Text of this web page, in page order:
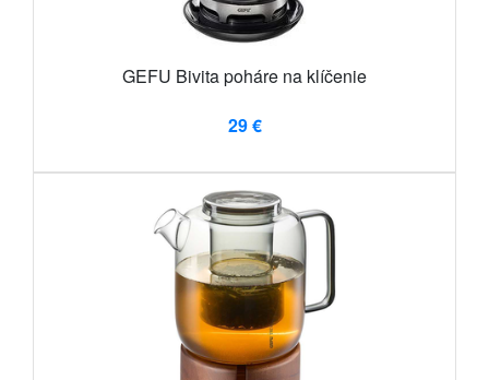
GEFU Bivita poháre na klíčenie
29 €